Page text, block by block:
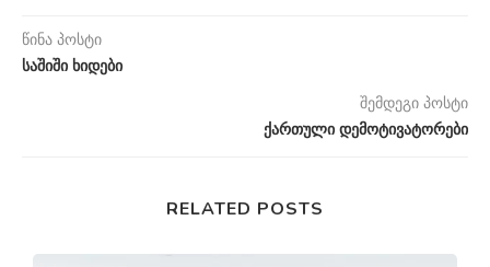
წინა პოსტი
საშიში ხიდები
შემდეგი პოსტი
ქართული დემოტივატორები
RELATED POSTS